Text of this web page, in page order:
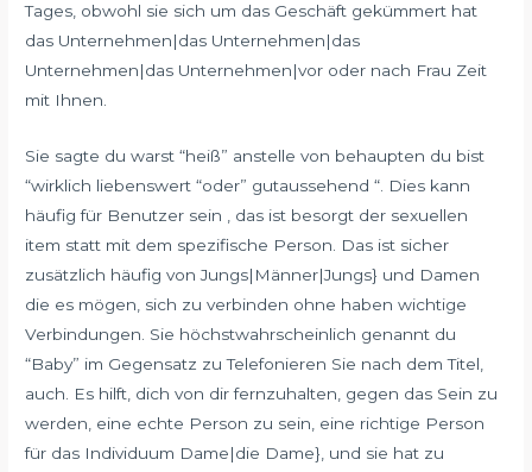
Tages, obwohl sie sich um das Geschäft gekümmert hat
das Unternehmen|das Unternehmen|das
Unternehmen|das Unternehmen|vor oder nach Frau Zeit
mit Ihnen.
Sie sagte du warst “heiß” anstelle von behaupten du bist
“wirklich liebenswert “oder” gutaussehend “. Dies kann
häufig für Benutzer sein , das ist besorgt der sexuellen
item statt mit dem spezifische Person. Das ist sicher
zusätzlich häufig von Jungs|Männer|Jungs} und Damen
die es mögen, sich zu verbinden ohne haben wichtige
Verbindungen. Sie höchstwahrscheinlich genannt du
“Baby” im Gegensatz zu Telefonieren Sie nach dem Titel,
auch. Es hilft, dich von dir fernzuhalten, gegen das Sein zu
werden, eine echte Person zu sein, eine richtige Person
für das Individuum Dame|die Dame}, und sie hat zu